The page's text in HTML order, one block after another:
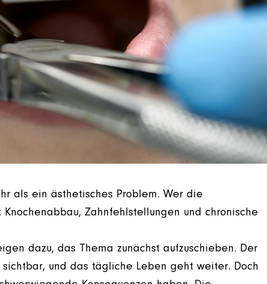
als ein ästhetisches Problem. Wer die
Zahnfehlstellungen und chronische
dazu, das Thema zunächst aufzuschieben. Der
und das tägliche Leben geht weiter. Doch